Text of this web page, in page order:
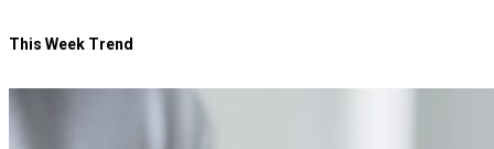
This Week Trend